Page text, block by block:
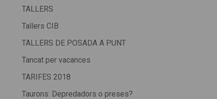
TALLERS
Tallers CIB
TALLERS DE POSADA A PUNT
Tancat per vacances
TARIFES 2018
Taurons: Depredadors o preses?